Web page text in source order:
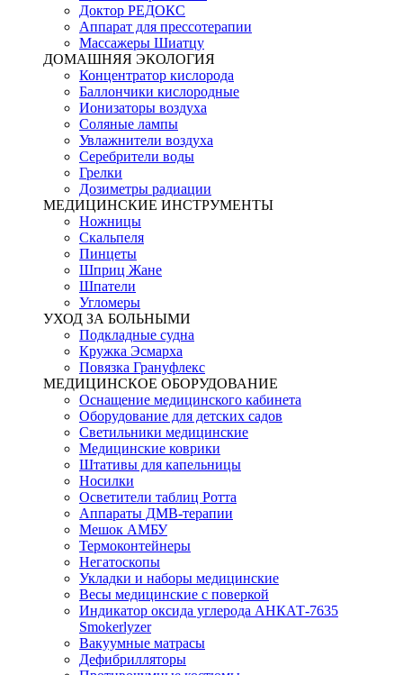
Доктор РЕДОКС
Аппарат для прессотерапии
Массажеры Шиатцу
ДОМАШНЯЯ ЭКОЛОГИЯ
Концентратор кислорода
Баллончики кислородные
Ионизаторы воздуха
Соляные лампы
Увлажнители воздуха
Серебрители воды
Грелки
Дозиметры радиации
МЕДИЦИНСКИЕ ИНСТРУМЕНТЫ
Ножницы
Скальпеля
Пинцеты
Шприц Жане
Шпатели
Угломеры
УХОД ЗА БОЛЬНЫМИ
Подкладные судна
Кружка Эсмарха
Повязка Грануфлекс
МЕДИЦИНСКОЕ ОБОРУДОВАНИЕ
Оснащение медицинского кабинета
Оборудование для детских садов
Светильники медицинские
Медицинские коврики
Штативы для капельницы
Носилки
Осветители таблиц Ротта
Аппараты ДМВ-терапии
Мешок АМБУ
Термоконтейнеры
Негатоскопы
Укладки и наборы медицинские
Весы медицинские с поверкой
Индикатор оксида углерода АНКАТ-7635
Smokerlyzer
Вакуумные матрасы
Дефибрилляторы